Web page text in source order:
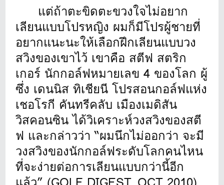
แต่ถ้าตะขิดตะขวงใจไม่อยาก
เลียนแบบโปรหญิง ผมก็มีโปรผู้ชายที่
อยากแนะนะให้เลือกฝึกเลียนแบบวง
สวิงของเขาไว้ เขาคือ สตีฟ สตริก
เกอร์ นักกอล์ฟหมายเลข 4 ของโลก ผู้
ซึ่ง เดนนิส ทิเชียนี โปรสอนกอล์ฟแห่ง
เชอโรกี คันทรีคลับ เมืองเมดิสัน
วิสคอนซิน ได้วิเคราะห์วงสวิงของสตี
ฟ และกล่าวว่า “ผมนึกไม่ออกว่า จะมี
วงสวิงของนักกอล์ฟระดับโลกคนไหน
ที่จะง่ายต่อการเลียนแบบกว่านี้อีก